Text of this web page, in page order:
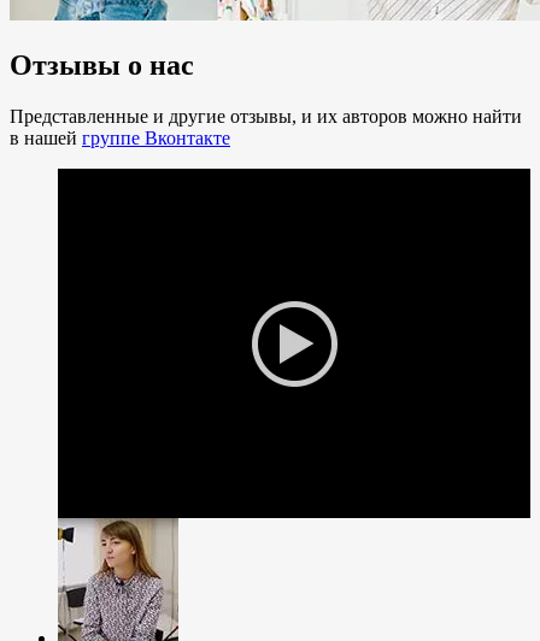
Отзывы о нас
Представленные и другие отзывы, и их авторов можно найти
в нашей группе Вконтакте